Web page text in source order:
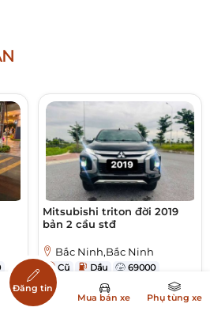
Tỷ
Mitsubishi triton đời 2019
bản 2 cầu stđ
Bắc Ninh,Bắc Ninh
Cũ Dầu
69000
Số TĐ
587 Triệu
Đăng tin
Mua bán xe
Phụ tùng xe